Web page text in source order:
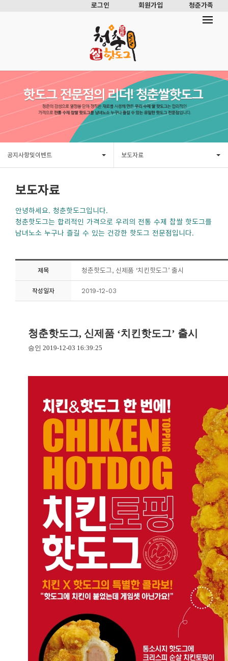
로그인 회원가입 청춘가족
공지사항및이벤트 보도자료
보도자료
안녕하세요. 청춘핫도그입니다.
청춘핫도그는 합리적인 가격으로 우리의 전통 수제 찹쌀 핫도그를
남녀노소 누구나 즐길 수 있는 건강한 핫도그 전문점입니다.
제목 청춘핫도그, 신제품 ‘치킨핫도그’ 출시
작성일자 2019-12-03
청춘핫도그, 신제품 ‘치킨핫도그’ 출시
승인 2019-12-03 16:39:25